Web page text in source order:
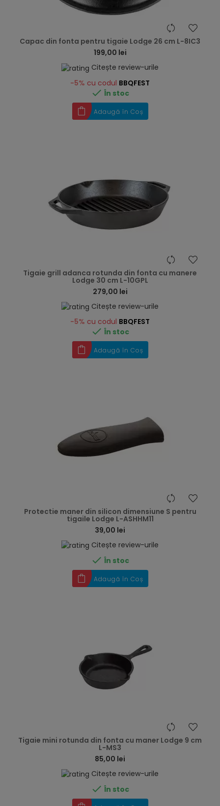
Capac din fonta pentru tigaie Lodge 26 cm L-8IC3
199,00 lei
Citește review-urile
-5% cu codul BBQFEST
 În stoc
Adaugă în Coș
Tigaie grill adanca rotunda din fonta cu manere
Lodge 30 cm L-10GPL
279,00 lei
Citește review-urile
-5% cu codul BBQFEST
 În stoc
Adaugă în Coș
Protectie maner din silicon dimensiune S pentru
tigaile Lodge L-ASHHM11
39,00 lei
Citește review-urile
 În stoc
Adaugă în Coș
Tigaie mini rotunda din fonta cu maner Lodge 9 cm
L-MS3
85,00 lei
Citește review-urile
 În stoc